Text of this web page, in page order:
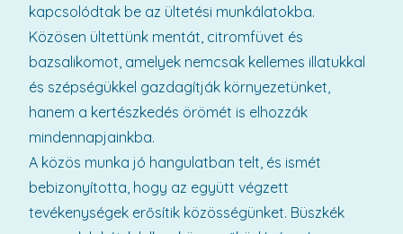
kapcsolódtak be az ültetési munkálatokba.
Közösen ültettünk mentát, citromfüvet és
bazsalikomot, amelyek nemcsak kellemes illatukkal
és szépségükkel gazdagítják környezetünket,
hanem a kertészkedés örömét is elhozzák
mindennapjainkba.
A közös munka jó hangulatban telt, és ismét
bebizonyította, hogy az együtt végzett
tevékenységek erősítik közösségünket. Büszkék